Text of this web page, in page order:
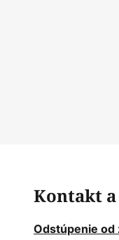
Kontakt
Odstúpenie od